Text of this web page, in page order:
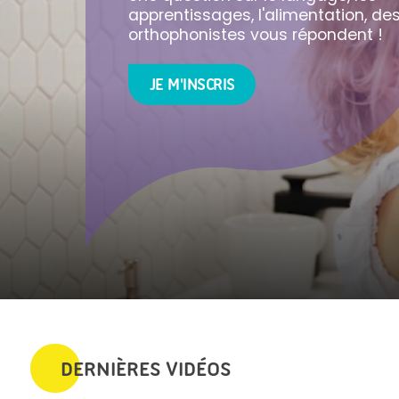
apprentissages, l'alimentation,
orthophonistes vous répondent !
JE M'INSCRIS
DERNIÈRES VIDÉOS